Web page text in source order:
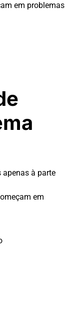
em problemas
à parte
em